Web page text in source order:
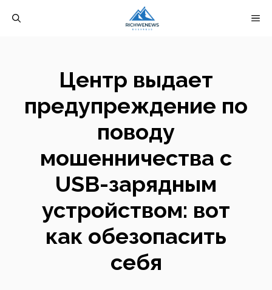
Центр выдает
предупреждение по
поводу
мошенничества с
USB-зарядным
устройством: вот
как обезопасить
себя